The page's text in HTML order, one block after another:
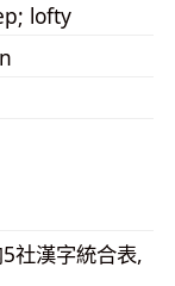
lofty
社漢字統合表,